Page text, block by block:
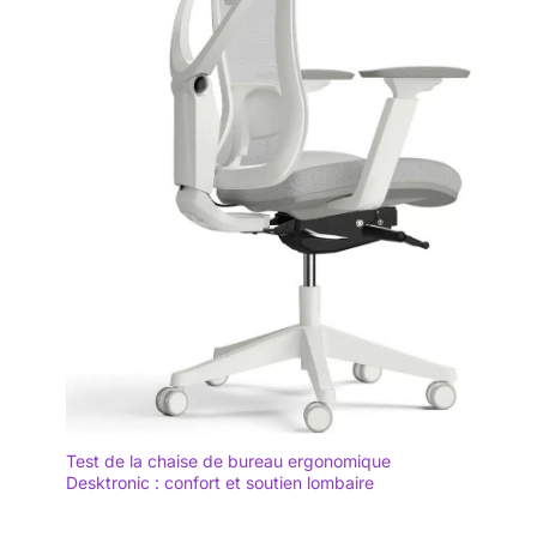
Test de la chaise de bureau ergonomique
Desktronic : confort et soutien lombaire